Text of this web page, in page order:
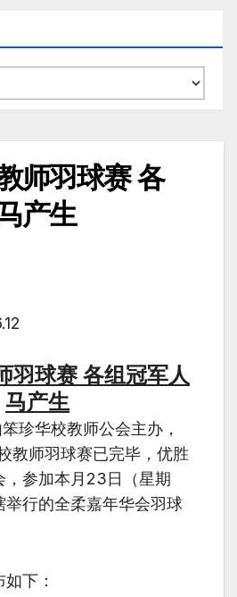
师羽球赛 各
产生
羽球赛 各组冠军人
马产生
笨珍华校教师公会主办，
教师羽球赛已完毕，优胜
，参加本月23日（星期
举行的全柔嘉年华会羽球
下：